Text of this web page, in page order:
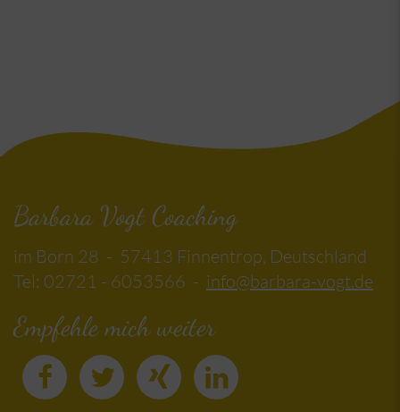
Barbara Vogt Coaching
im Born 28 - 57413 Finnentrop, Deutschland
Tel: 02721 - 6053566 - info@barbara-vogt.de
Empfehle mich weiter